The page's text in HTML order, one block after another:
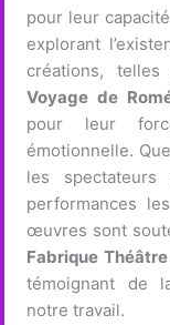
pour leur
explorant
créations,
Voyage de
pour leur
émotionnelle.
les
performances
œuvres sont
Fabrique
témoignant de
notre travail.